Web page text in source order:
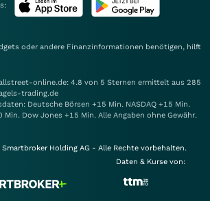
oder andere Finanzinformationen benötigen, hilft
online.de: 4.8 von 5 Sternen ermittelt aus 285
trading.de
Deutsche Börsen +15 Min. NASDAQ +15 Min.
Min. Dow Jones +15 Min. Alle Angaben ohne Gewähr.
Holding AG - Alle Rechte vorbehalten.
Daten & Kurse von: